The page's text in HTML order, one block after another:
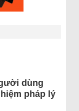
dùng
pháp lý